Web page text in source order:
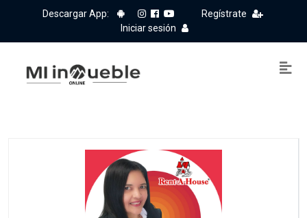
Descargar App:
Regístrate
Iniciar sesión